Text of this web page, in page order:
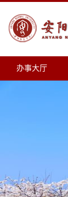
办事大厅